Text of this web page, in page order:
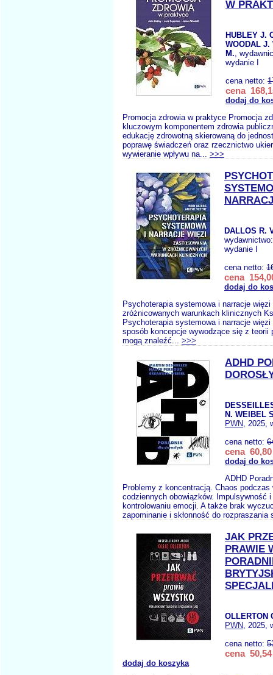
W
HUBLEY J.
WOODAL J.
M.,
wydanie I
cena netto:
cena
dodaj do
Promocja zdrowia w praktyce Promocja
kluczowym komponentem zdrowia
edukację zdrowotną skierowaną do
poprawę świadczeń oraz rzecznictwo
wywieranie wpływu na... >>>
DALLOS R.
wydanie I
cena netto:
cena
dodaj do
Psychoterapia systemowa i narracje
zróżnicowanych warunkach klinicznych
Psychoterapia systemowa i narracje
sposób koncepcje wywodzące się z teorii
mogą znaleźć... >>>
ADHD
N. WEIBEL
PWN, 2025,
cena netto:
cena 60,80
dodaj do
ADHD
Problemy z koncentracją. Chaos podczas
codziennych obowiązków. Impulsywność
kontrolowaniu emocji. A także brak
zapominanie i skłonność do
JAK
PRAWIE
OLLERTON
PWN, 2025,
cena netto:
cena 50,54
dodaj do koszyka